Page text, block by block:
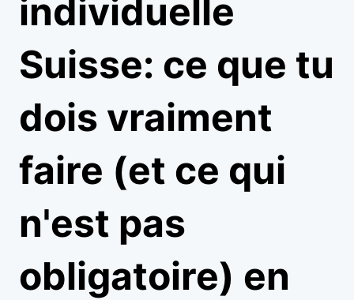
individuelle
Suisse: ce que tu
dois vraiment
faire (et ce qui
n'est pas
obligatoire) en